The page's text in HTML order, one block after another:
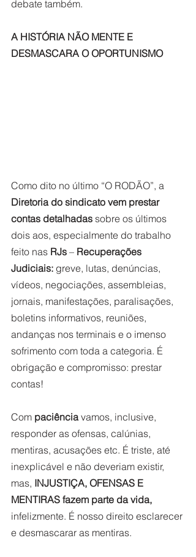
debate também.
A HISTÓRIA NÃO MENTE E
DESMASCARA O OPORTUNISMO
Como dito no último “O RODÃO”, a
Diretoria do sindicato vem prestar
contas detalhadas sobre os últimos
dois aos, especialmente do trabalho
feito nas RJs – Recuperações
Judiciais: greve, lutas, denúncias,
vídeos, negociações, assembleias,
jornais, manifestações, paralisações,
boletins informativos, reuniões,
andanças nos terminais e o imenso
sofrimento com toda a categoria. É
obrigação e compromisso: prestar
contas!
Com paciência vamos, inclusive,
responder as ofensas, calúnias,
mentiras, acusações etc. É triste, até
inexplicável e não deveriam existir,
mas, INJUSTIÇA, OFENSAS E
MENTIRAS fazem parte da vida,
infelizmente. É nosso direito esclarecer
e desmascarar as mentiras.